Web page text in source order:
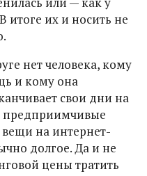
итоге их и носить не
нет человека, кому
и кому она
свои дни на
предприимчивые
на интернет-
долгое. Да и не
цены тратить